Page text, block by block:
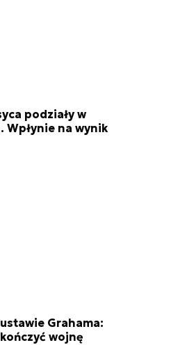
podziały w
Wpłynie na wynik
Grahama:
wojnę